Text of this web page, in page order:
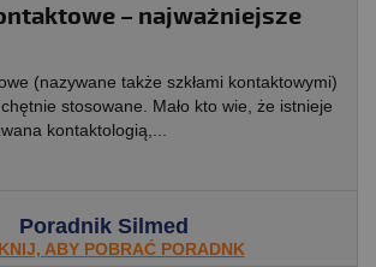
– najważniejsze
(nazywane także szkłami kontaktowymi)
stosowane. Mało kto wie, że istnieje
kontaktologią,...
Poradnik Silmed
ABY POBRAĆ PORADNK